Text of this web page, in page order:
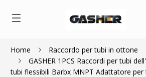
Home Raccordo per tubi in ottone
GASHER 1PCS Raccordi per tubi
tubi flessibili Barbx MNPT Adattatore
$0.99